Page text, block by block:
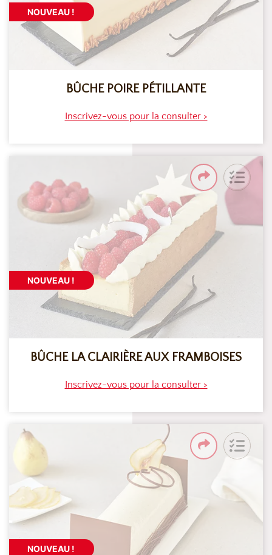
NOUVEAU !
BÛCHE POIRE PÉTILLANTE
Inscrivez-vous pour la consulter >
NOUVEAU !
BÛCHE LA CLAIRIÈRE AUX FRAMBOISES
Inscrivez-vous pour la consulter >
NOUVEAU !